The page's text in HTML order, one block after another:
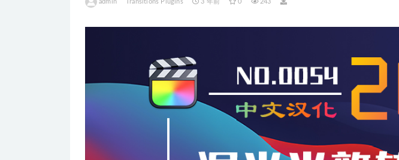
admin Transitions Plugins 3 年前 0 243